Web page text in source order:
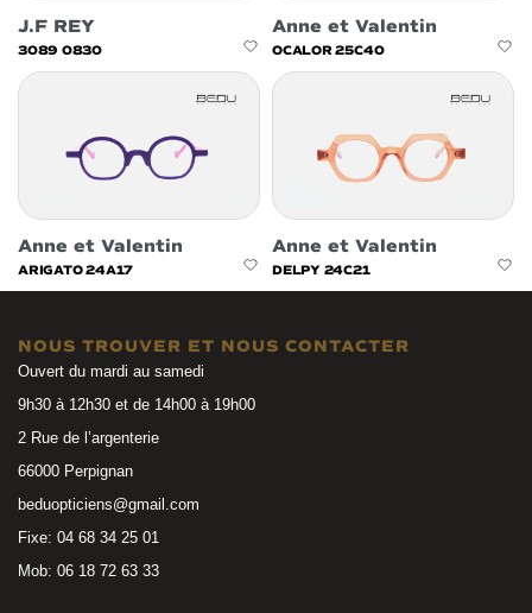
J.F REY
3089 0830
Anne et Valentin
OCALOR 25C40
Anne et Valentin
ARIGATO 24A17
Anne et Valentin
DELPY 24C21
NOUS TROUVER ET NOUS CONTACTER
Ouvert du mardi au samedi
9h30 à 12h30 et de 14h00 à 19h00
2 Rue de l’argenterie
66000 Perpignan
beduopticiens@gmail.com
Fixe: 04 68 34 25 01
Mob: 06 18 72 63 33